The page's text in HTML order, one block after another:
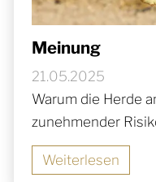
Meinung
21.05.2025
Warum die Herde
zunehmender
Weiterlesen